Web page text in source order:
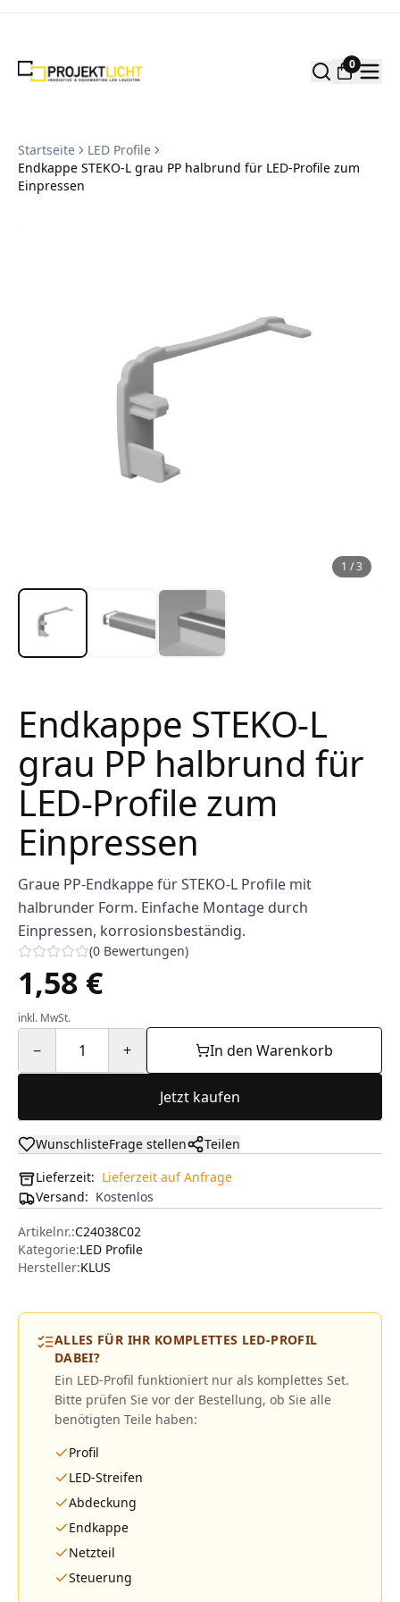
Zum Inhalt springen
0
Startseite
LED Profile
Endkappe STEKO-L grau PP halbrund für LED-Profile zum
Einpressen
1 /3
Endkappe STEKO-L
grau PP halbrund für
LED-Profile zum
Einpressen
Graue PP-Endkappe für STEKO-L Profile mit
halbrunder Form. Einfache Montage durch
Einpressen, korrosionsbeständig.
(0 Bewertungen)
1,58 €
inkl. MwSt.
− 1 + In den Warenkorb
Jetzt kaufen
WunschlisteFrage stellen
Teilen
Lieferzeit: Lieferzeit auf Anfrage
Versand: Kostenlos
Artikelnr.:C24038C02
Kategorie:LED Profile
Hersteller:KLUS
ALLES FÜR IHR KOMPLETTES LED-PROFIL
DABEI?
Ein LED-Profil funktioniert nur als komplettes Set.
Bitte prüfen Sie vor der Bestellung, ob Sie alle
benötigten Teile haben:
Profil
LED-Streifen
Abdeckung
Endkappe
Netzteil
Steuerung